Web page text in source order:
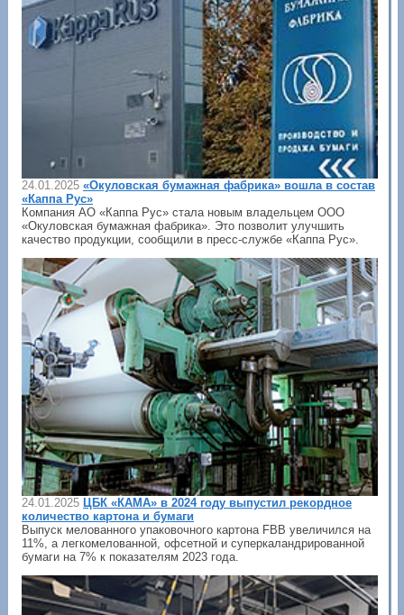
24.01.2025 «Окуловская бумажная фабрика» вошла в состав
«Каппа Рус»
Компания АО «Каппа Рус» стала новым владельцем ООО
«Окуловская бумажная фабрика». Это позволит улучшить
качество продукции, сообщили в пресс-службе «Каппа Рус».
24.01.2025 ЦБК «КАМА» в 2024 году выпустил рекордное
количество картона и бумаги
Выпуск мелованного упаковочного картона FBB увеличился на
11%, а легкомелованной, офсетной и суперкаландрированной
бумаги на 7% к показателям 2023 года.